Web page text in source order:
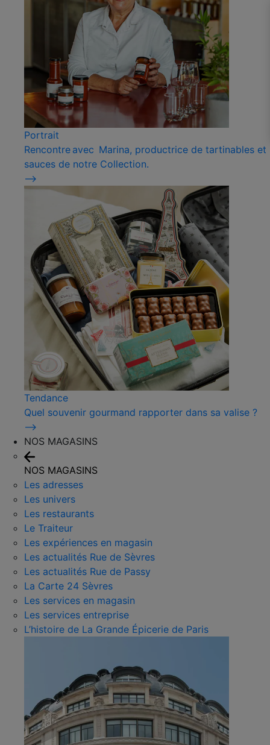
Portrait
Rencontre avec Marina, productrice de tartinables et
sauces de notre Collection.
⟶
Tendance
Quel souvenir gourmand rapporter dans sa valise ?
⟶
NOS MAGASINS
NOS MAGASINS
Les adresses
Les univers
Les restaurants
Le Traiteur
Les expériences en magasin
Les actualités Rue de Sèvres
Les actualités Rue de Passy
La Carte 24 Sèvres
Les services en magasin
Les services entreprise
L’histoire de La Grande Épicerie de Paris